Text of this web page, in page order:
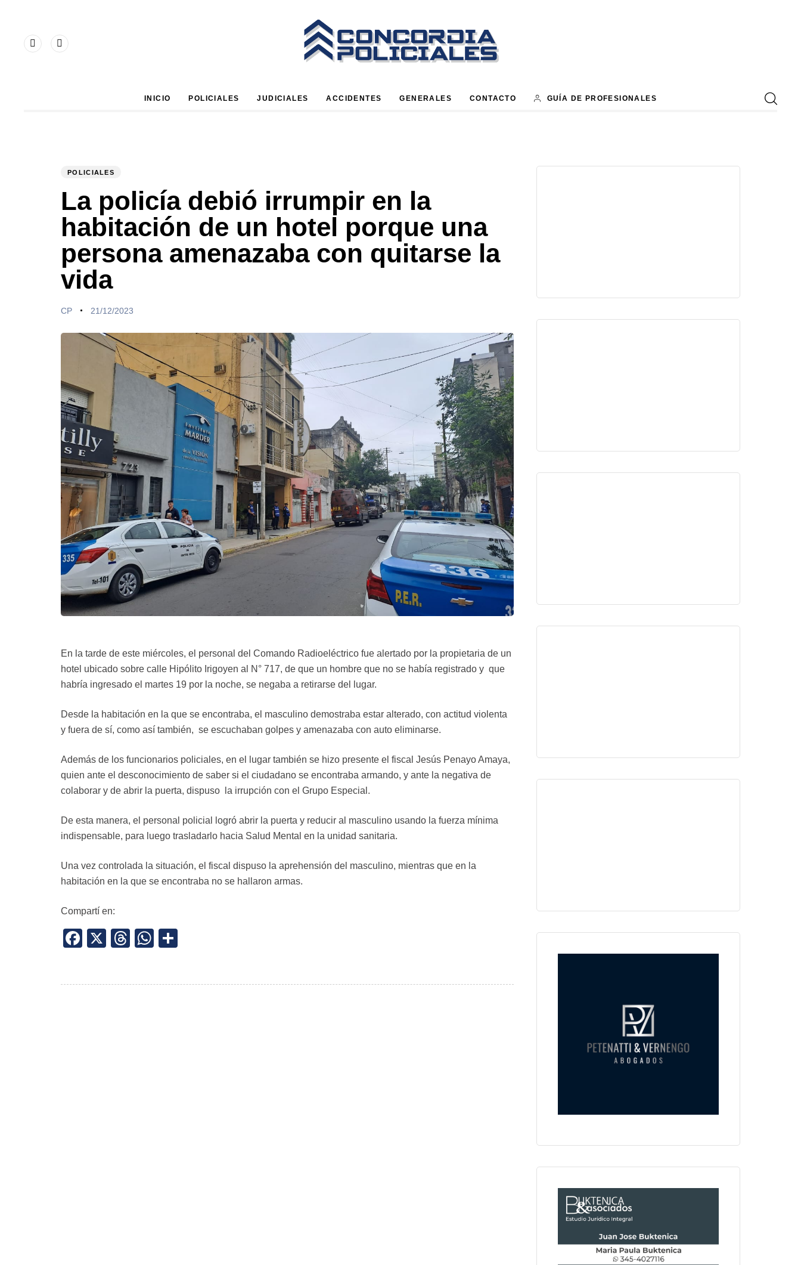
INICIO POLICIALES JUDICIALES ACCIDENTES GENERALES CONTACTO GUÍA DE PROFESIONALES
PUBLISHED
POLICIALES
La policía debió irrumpir en la
habitación de un hotel porque una
persona amenazaba con quitarse la
vida
Author
CP
Published
21/12/2023
En la tarde de este miércoles, el personal del Comando Radioeléctrico fue alertado por la propietaria de un
hotel ubicado sobre calle Hipólito Irigoyen al N° 717, de que un hombre que no se había registrado y que
habría ingresado el martes 19 por la noche, se negaba a retirarse del lugar.
Desde la habitación en la que se encontraba, el masculino demostraba estar alterado, con actitud violenta
y fuera de sí, como así también, se escuchaban golpes y amenazaba con auto eliminarse.
Además de los funcionarios policiales, en el lugar también se hizo presente el fiscal Jesús Penayo Amaya,
quien ante el desconocimiento de saber si el ciudadano se encontraba armando, y ante la negativa de
colaborar y de abrir la puerta, dispuso la irrupción con el Grupo Especial.
De esta manera, el personal policial logró abrir la puerta y reducir al masculino usando la fuerza mínima
indispensable, para luego trasladarlo hacia Salud Mental en la unidad sanitaria.
Una vez controlada la situación, el fiscal dispuso la aprehensión del masculino, mientras que en la
habitación en la que se encontraba no se hallaron armas.
Compartí en:
Facebook
X ThreadsWhatsApp